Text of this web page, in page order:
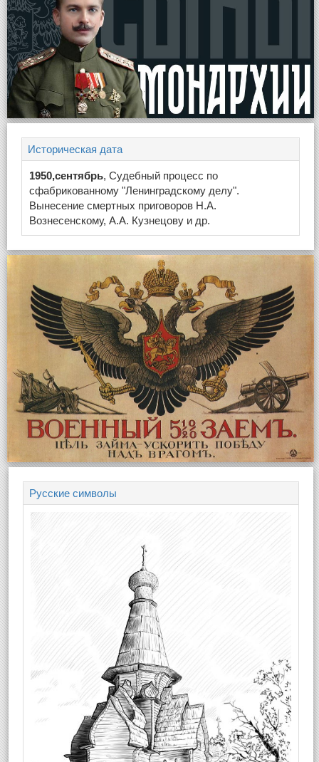
Историческая дата
1950,сентябрь, Судебный процесс по
сфабрикованному "Ленинградскому делу".
Вынесение смертных приговоров Н.А.
Вознесенскому, А.А. Кузнецову и др.
Русские символы